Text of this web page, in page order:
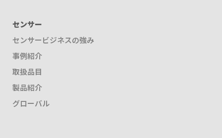
センサー
センサービジネスの強み
事例紹介
取扱品目
製品紹介
グローバル